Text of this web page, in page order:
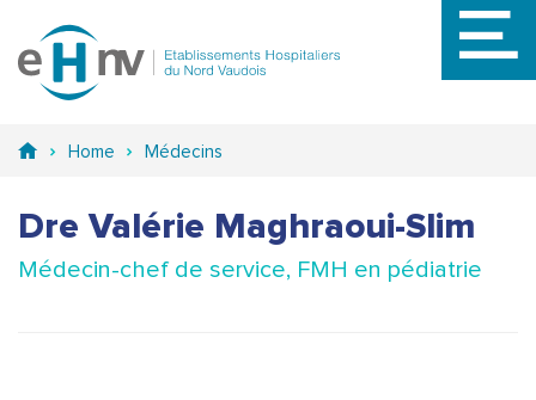
au
Home Médecins
Dre Valérie Maghraoui-Slim
Médecin-chef de service, FMH en pédiatrie